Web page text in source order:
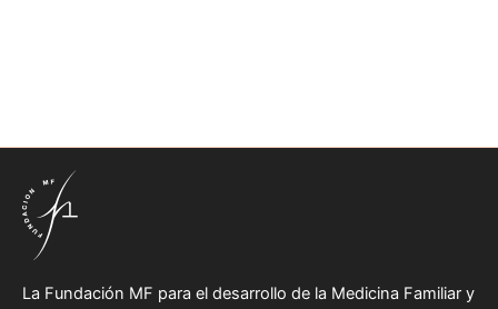
La Fundación MF para el desarrollo de la Medicina Familiar y